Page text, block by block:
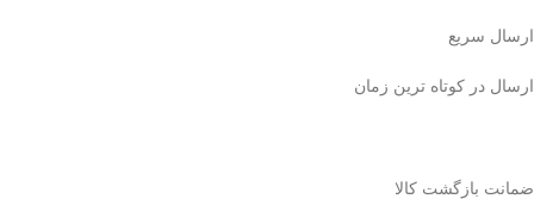
ارسال سریع
ارسال در کوتاه ترین زمان
ضمانت بازگشت کالا